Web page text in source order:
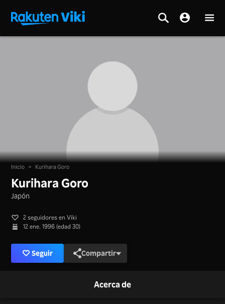
Inicio > Kurihara Goro
Kurihara Goro
Japón
2 seguidores en Viki
12 ene. 1996 (edad 30)
Seguir Compartir
Acerca de